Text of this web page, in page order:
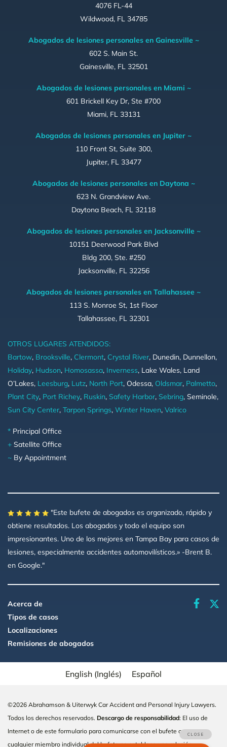
4076 FL-44
Wildwood, FL 34785
Abogados de lesiones personales en Gainesville ~
602 S. Main St.
Gainesville, FL 32501
Abogados de lesiones personales en Miami ~
601 Brickell Key Dr, Ste #700
Miami, FL 33131
Abogados de lesiones personales en Jupiter ~
110 Front St, Suite 300,
Jupiter, FL 33477
Abogados de lesiones personales en Daytona ~
623 N. Grandview Ave.
Daytona Beach, FL 32118
Abogados de lesiones personales en Jacksonville ~
10151 Deerwood Park Blvd
Bldg 200, Ste. #250
Jacksonville, FL 32256
Abogados de lesiones personales en Tallahassee ~
113 S. Monroe St, 1st Floor
Tallahassee, FL 32301
OTROS LUGARES ATENDIDOS:
Bartow, Brooksville, Clermont, Crystal River, Dunedin, Dunnellon,
Holiday, Hudson, Homosassa, Inverness, Lake Wales, Land
O’Lakes, Leesburg, Lutz, North Port, Odessa, Oldsmar, Palmetto,
Plant City, Port Richey, Ruskin, Safety Harbor, Sebring, Seminole,
Sun City Center, Tarpon Springs, Winter Haven, Valrico
* Principal Office
+ Satellite Office
~ By Appointment
"Este bufete de abogados es organizado, rápido y
obtiene resultados. Los abogados y todo el equipo son
impresionantes. Uno de los mejores en Tampa Bay para casos de
lesiones, especialmente accidentes automovilísticos.» -Brent B.
en Google."
Acerca de
Tipos de casos
Localizaciones
Remisiones de abogados
English (Inglés) Español
©2026 Abrahamson & Uiterwyk Car Accident and Personal Injury Lawyers.
Todos los derechos reservados. Descargo de responsabilidad: El uso de
Internet o de este formulario para comunicarse con el bufete o con
cualquier miembro individual del bufete no establece una relación